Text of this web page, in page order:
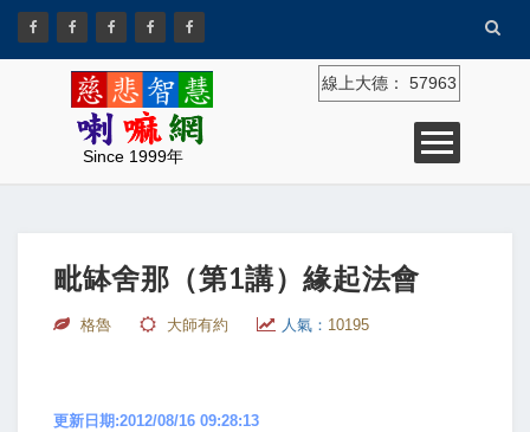
Since 1999年
線上大德： 57963
毗缽舍那（第1講）緣起法會
格魯 大師有約 人氣： 10195
更新日期:2012/08/16 09:28:13